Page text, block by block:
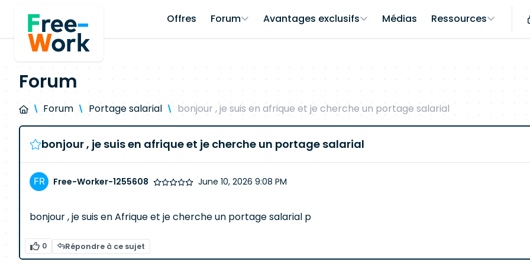
Offres Forum Avantages exclusifs Médias Ressources
Forum
Forum Portage salarial bonjour , je suis en afrique et je cherche un portage salarial
bonjour , je suis en afrique et je cherche un portage salarial
Free-Worker-1255608 June 10, 2026 9:08 PM
bonjour , je suis en Afrique et je cherche un portage salarial p
0 Répondre à ce sujet